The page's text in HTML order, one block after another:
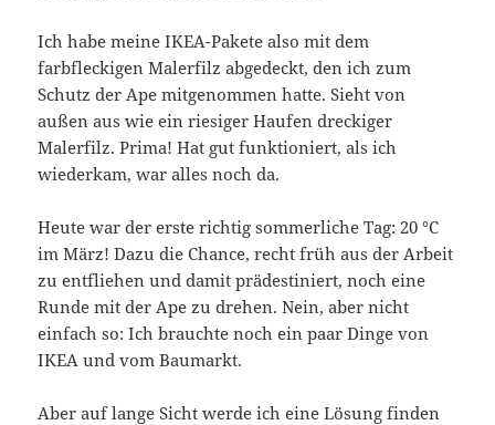
Ich habe meine IKEA-Pakete also mit dem
farbfleckigen Malerfilz abgedeckt, den ich zum
Schutz der Ape mitgenommen hatte. Sieht von
außen aus wie ein riesiger Haufen dreckiger
Malerfilz. Prima! Hat gut funktioniert, als ich
wiederkam, war alles noch da.
Heute war der erste richtig sommerliche Tag: 20 °C
im März! Dazu die Chance, recht früh aus der Arbeit
zu entfliehen und damit prädestiniert, noch eine
Runde mit der Ape zu drehen. Nein, aber nicht
einfach so: Ich brauchte noch ein paar Dinge von
IKEA und vom Baumarkt.
Aber auf lange Sicht werde ich eine Lösung finden